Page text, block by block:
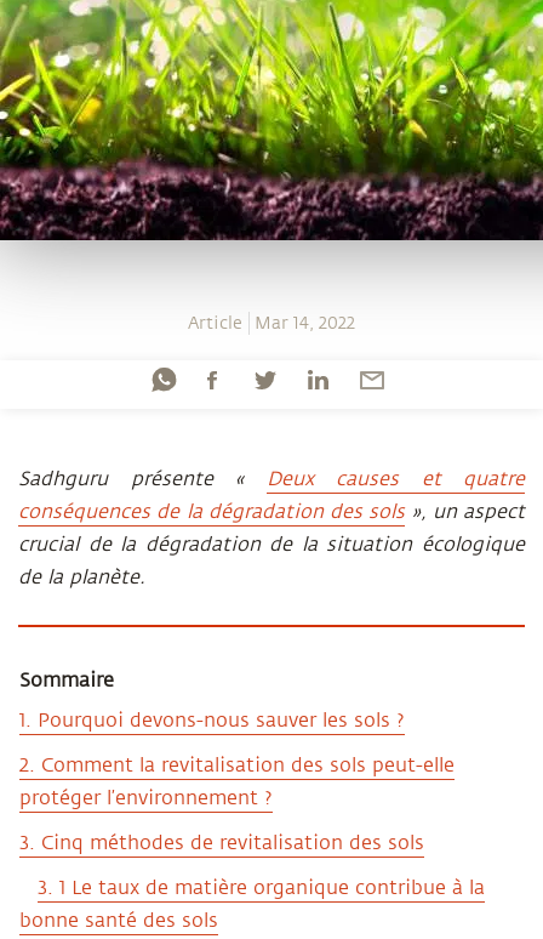
Article Mar 14, 2022
Sadhguru présente «
Deux causes et quatre
conséquences de la dégradation des sols», un aspect
crucial de la dégradation de la situation écologique
de la planète.
Sommaire
1. Pourquoi devons-nous sauver les sols ?
2. Comment la revitalisation des sols peut-elle
protéger l’environnement ?
3. Cinq méthodes de revitalisation des sols
3. 1 Le taux de matière organique contribue à la
bonne santé des sols